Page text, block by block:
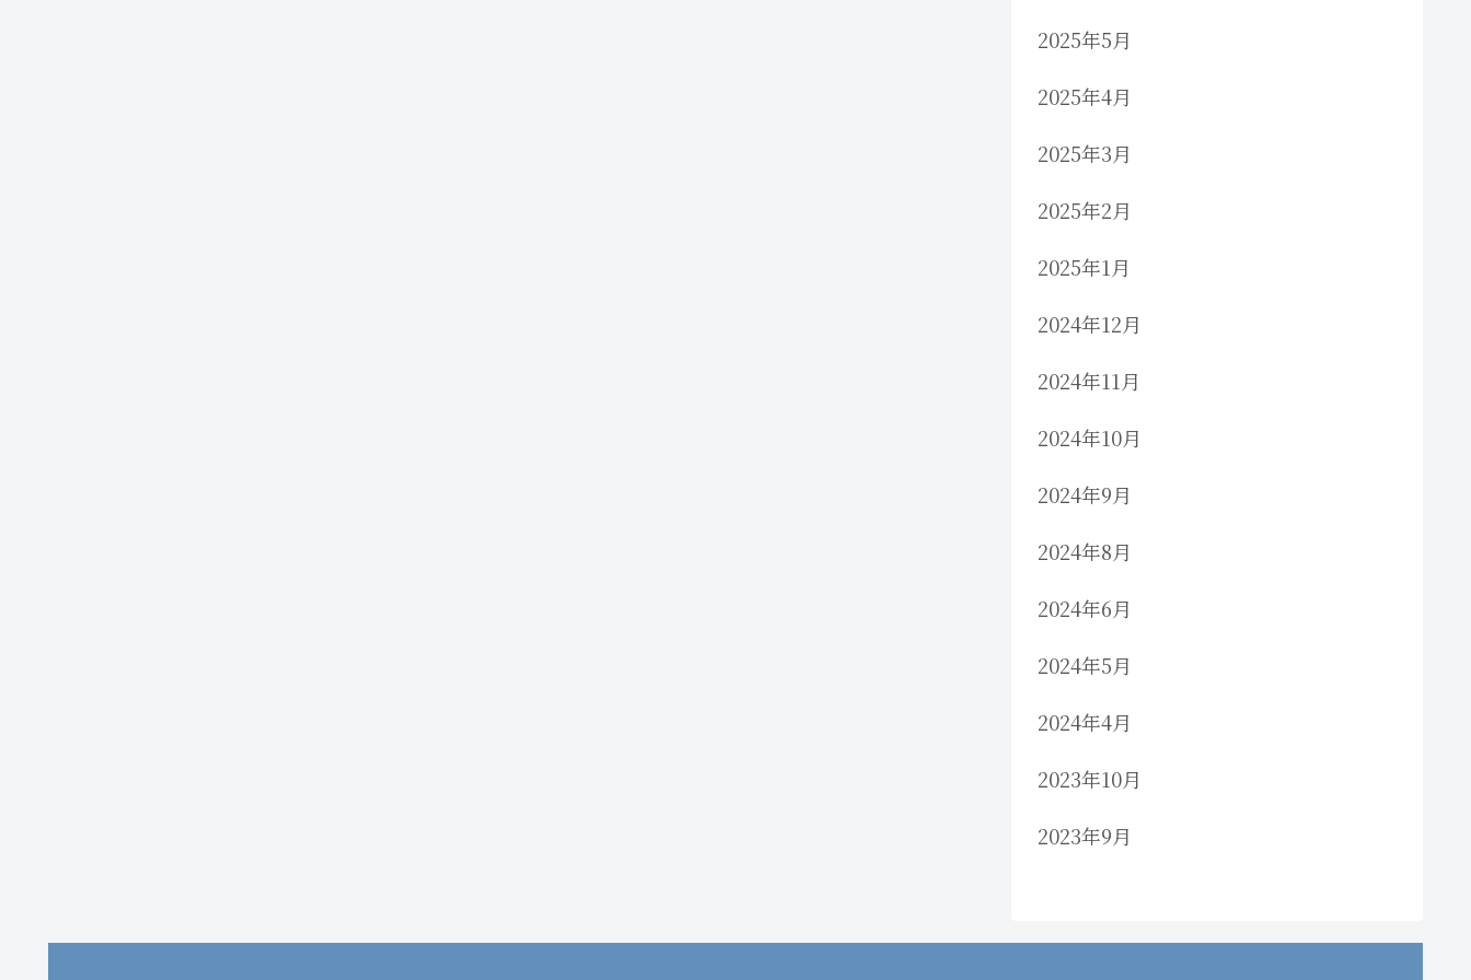
2025年5月
2025年4月
2025年3月
2025年2月
2025年1月
2024年12月
2024年11月
2024年10月
2024年9月
2024年8月
2024年6月
2024年5月
2024年4月
2023年10月
2023年9月